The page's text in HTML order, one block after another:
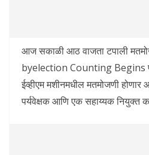
आज सकाळी आठ वाजता टपाली
byelection Counting Begins
ईव्हीएम मशीनमधील मतमोजणी
पर्यवेक्षक आणि एक सहाय्यक नियुक्त